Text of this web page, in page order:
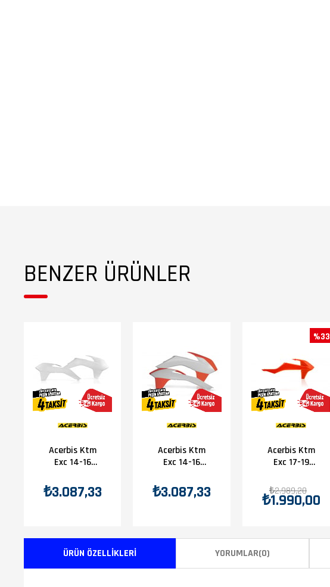
BENZER ÜRÜNLER
Acerbis Ktm
Exc 14-16
Beyaz
₺3.087,33
Acerbis Ktm
Exc 14-16
Beyaz
Turuncu
₺3.087,33
Acerbis Ktm
Exc 17-19
Turuncu
₺1.990,00
₺2.989,20
%33
ÜRÜN ÖZELLIKLERI YORUMLAR(0)